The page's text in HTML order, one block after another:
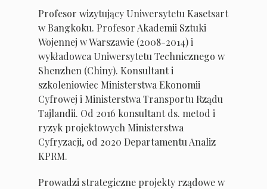
Profesor wizytujący Uniwersytetu Kasetsart
w Bangkoku. Profesor Akademii Sztuki
Wojennej w Warszawie (2008-2014) i
wykładowca Uniwersytetu Technicznego w
Shenzhen (Chiny). Konsultant i
szkoleniowiec Ministerstwa Ekonomii
Cyfrowej i Ministerstwa Transportu Rządu
Tajlandii. Od 2016 konsultant ds. metod i
ryzyk projektowych Ministerstwa
Cyfryzacji, od 2020 Departamentu Analiz
KPRM.
Prowadzi strategiczne projekty rządowe w